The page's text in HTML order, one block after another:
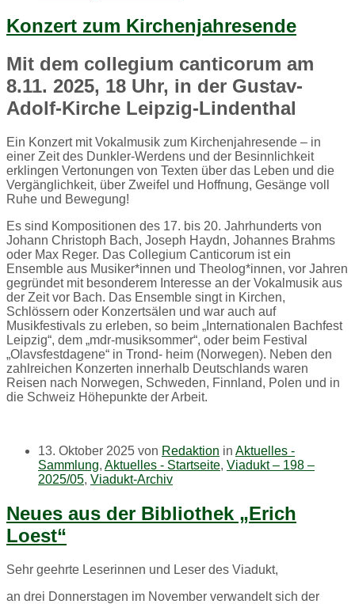
Konzert zum Kirchenjahresende
Mit dem collegium canticorum am
8.11. 2025, 18 Uhr, in der Gustav-
Adolf-Kirche Leipzig-Lindenthal
Ein Konzert mit Vokalmusik zum Kirchenjahresende – in
einer Zeit des Dunkler-Werdens und der Besinnlichkeit
erklingen Vertonungen von Texten über das Leben und die
Vergänglichkeit, über Zweifel und Hoffnung, Gesänge voll
Ruhe und Bewegung!
Es sind Kompositionen des 17. bis 20. Jahrhunderts von
Johann Christoph Bach, Joseph Haydn, Johannes Brahms
oder Max Reger. Das Collegium Canticorum ist ein
Ensemble aus Musiker*innen und Theolog*innen, vor Jahren
gegründet mit besonderem Interesse an der Vokalmusik aus
der Zeit vor Bach. Das Ensemble singt in Kirchen,
Schlössern oder Konzertsälen und war auch auf
Musikfestivals zu erleben, so beim „Internationalen Bachfest
Leipzig“, dem „mdr-musiksommer“, oder beim Festival
„Olavsfestdagene“ in Trond- heim (Norwegen). Neben den
zahlreichen Konzerten innerhalb Deutschlands waren
Reisen nach Norwegen, Schweden, Finnland, Polen und in
die Schweiz Höhepunkte der Arbeit.
13. Oktober 2025 von Redaktion in Aktuelles -
Sammlung, Aktuelles - Startseite, Viadukt – 198 –
2025/05, Viadukt-Archiv
Neues aus der Bibliothek „Erich
Loest“
Sehr geehrte Leserinnen und Leser des Viadukt,
an drei Donnerstagen im November verwandelt sich der